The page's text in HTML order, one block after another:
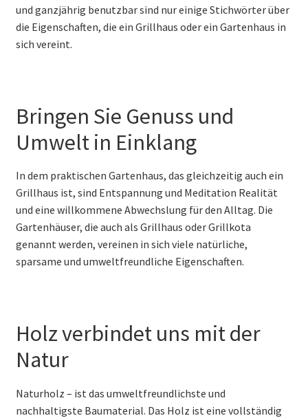
und ganzjährig benutzbar sind nur einige Stichwörter über
die Eigenschaften, die ein Grillhaus oder ein Gartenhaus in
sich vereint.
Bringen Sie Genuss und
Umwelt in Einklang
In dem praktischen Gartenhaus, das gleichzeitig auch ein
Grillhaus ist, sind Entspannung und Meditation Realität
und eine willkommene Abwechslung für den Alltag. Die
Gartenhäuser, die auch als Grillhaus oder Grillkota
genannt werden, vereinen in sich viele natürliche,
sparsame und umweltfreundliche Eigenschaften.
Holz verbindet uns mit der
Natur
Naturholz – ist das umweltfreundlichste und
nachhaltigste Baumaterial. Das Holz ist eine vollständig